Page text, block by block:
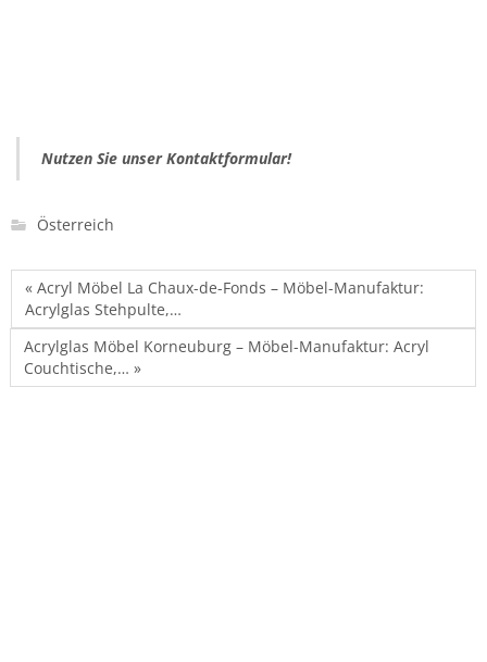
Nutzen Sie unser Kontaktformular!
Österreich
« Acryl Möbel La Chaux-de-Fonds – Möbel-Manufaktur:
Acrylglas Stehpulte,…
Acrylglas Möbel Korneuburg – Möbel-Manufaktur: Acryl
Couchtische,… »